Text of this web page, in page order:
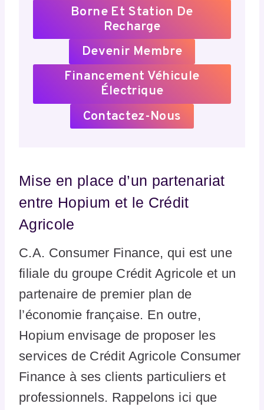
Borne Et Station De
Recharge
Devenir Membre
Financement Véhicule
Électrique
Contactez-Nous
Mise en place d’un partenariat
entre Hopium et le Crédit
Agricole
C.A. Consumer Finance, qui est une
filiale du groupe Crédit Agricole et un
partenaire de premier plan de
l’économie française. En outre,
Hopium envisage de proposer les
services de Crédit Agricole Consumer
Finance à ses clients particuliers et
professionnels. Rappelons ici que